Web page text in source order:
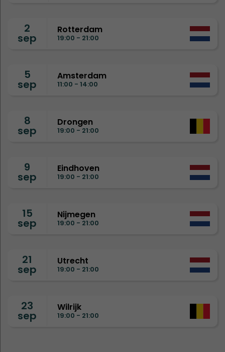
2
sep
Rotterdam
19:00 - 21:00
5
sep
Amsterdam
11:00 - 14:00
8
sep
Drongen
19:00 - 21:00
9
sep
Eindhoven
19:00 - 21:00
15
sep
Nijmegen
19:00 - 21:00
21
sep
Utrecht
19:00 - 21:00
23
sep
Wilrijk
19:00 - 21:00